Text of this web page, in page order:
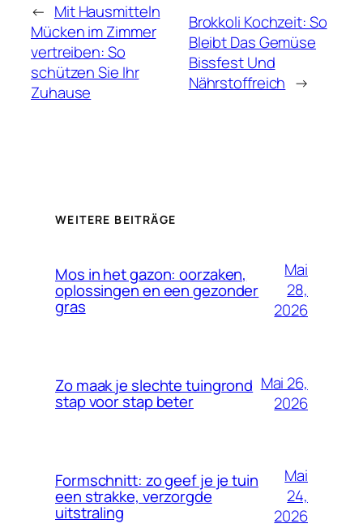
← Mit Hausmitteln
Mücken im Zimmer
vertreiben: So
schützen Sie Ihr
Zuhause
Brokkoli Kochzeit: So
Bleibt Das Gemüse
Bissfest Und
Nährstoffreich →
WEITERE BEITRÄGE
Mos in het gazon: oorzaken,
oplossingen en een gezonder
gras
Mai
28,
2026
Zo maak je slechte tuingrond
stap voor stap beter
Mai 26,
2026
Formschnitt: zo geef je je tuin
een strakke, verzorgde
uitstraling
Mai
24,
2026